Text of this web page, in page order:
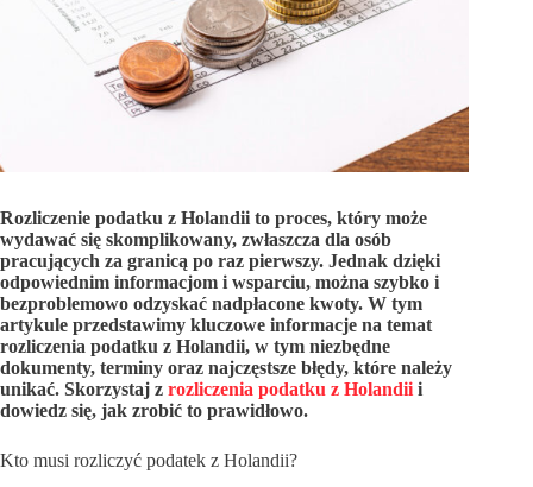
Rozliczenie podatku z Holandii to proces, który może
wydawać się skomplikowany, zwłaszcza dla osób
pracujących za granicą po raz pierwszy. Jednak dzięki
odpowiednim informacjom i wsparciu, można szybko i
bezproblemowo odzyskać nadpłacone kwoty. W tym
artykule przedstawimy kluczowe informacje na temat
rozliczenia podatku z Holandii, w tym niezbędne
dokumenty, terminy oraz najczęstsze błędy, które należy
unikać. Skorzystaj z rozliczenia podatku z Holandii i
dowiedz się, jak zrobić to prawidłowo.
Kto musi rozliczyć podatek z Holandii?